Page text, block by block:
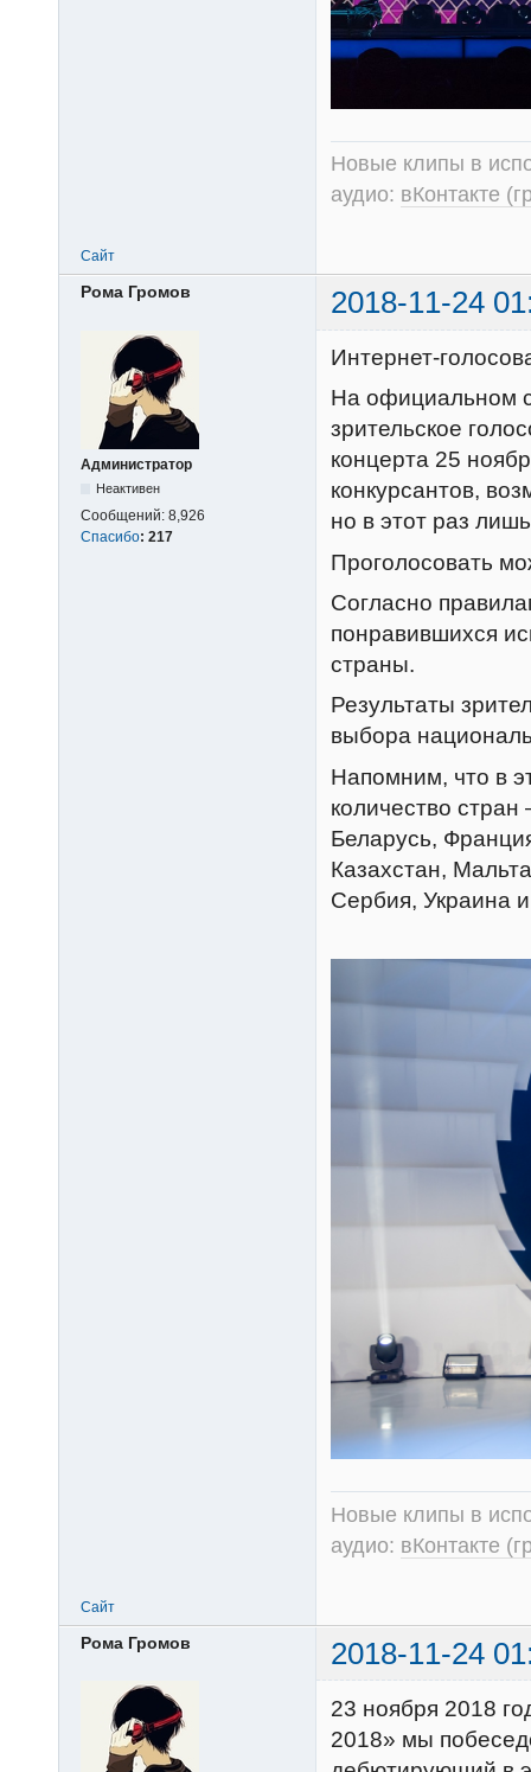
Новые клипы в
аудио: вКонтакте
Сайт
Рома Громов 2018-11-24
Администратор
Неактивен
Сообщений: 8,926
Спасибо: 217
Интернет-
На официальном
зрительское
концерта 25
конкурсантов,
но в этот раз
Проголосовать
Согласно
понравившихся
страны.
Результаты
выбора
Напомним, что в
количество
Беларусь,
Казахстан,
Сербия, Украина
Новые клипы в
аудио: вКонтакте
Сайт
Рома Громов 2018-11-24
23 ноября 2018
2018» мы